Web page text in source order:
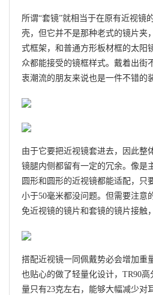
所谓“套镜”就相当于在原有近视镜
壳，但它并不是那种老式的镜片夹
式框架，和普通方形板材框的太阳
众都能接受的镜框样式。戴着出街
衷潮流的朋友来说也是一件不错的
由于它要把近视镜套进去，因此整
镜腿内侧都留有一定的冗余。像是
圆形和圆形的近视镜都能适配，只
小于50毫米都没问题。但需要注意
免近视镜的镜片和套镜的镜片接触
搭配近视镜一同佩戴势必会增加重
也贴心的做了轻量化设计，TR90
量只有23克左右，能够大幅减少对